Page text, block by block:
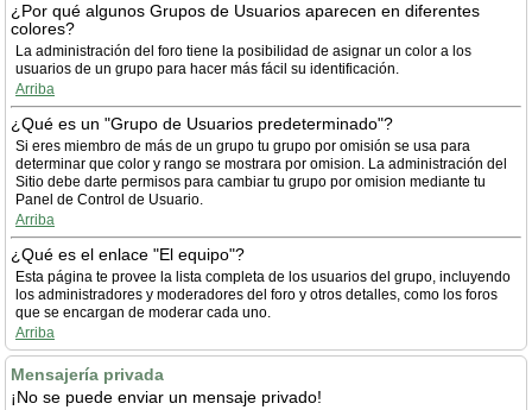
¿Por qué algunos Grupos de Usuarios aparecen en diferentes
colores?
La administración del foro tiene la posibilidad de asignar un color a los
usuarios de un grupo para hacer más fácil su identificación.
Arriba
¿Qué es un "Grupo de Usuarios predeterminado"?
Si eres miembro de más de un grupo tu grupo por omisión se usa para
determinar que color y rango se mostrara por omision. La administración del
Sitio debe darte permisos para cambiar tu grupo por omision mediante tu
Panel de Control de Usuario.
Arriba
¿Qué es el enlace "El equipo"?
Esta página te provee la lista completa de los usuarios del grupo, incluyendo
los administradores y moderadores del foro y otros detalles, como los foros
que se encargan de moderar cada uno.
Arriba
Mensajería privada
¡No se puede enviar un mensaje privado!